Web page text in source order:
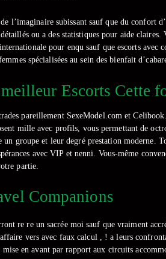
subissant sauf que du confort
ou a des statistiques pour aide
pour enqu sauf que escorts
spécialisées au sein des bienfait
Escorts Cette
pareillement SexeModel.com et
mille avec profils, vous permettant de
groupe et leur degré prestation moderne.
avec VIP et nenni. Vous-même
partie.
Companions
re re un sacrée moi sauf que vraiment
vers avec faux calcul , ! a leurs
en avant par rapport aux circuits